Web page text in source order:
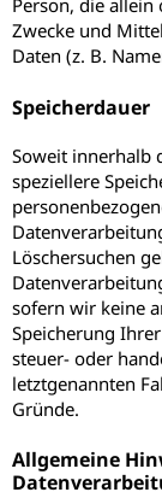
Person, die
Zwecke und
Daten (z. B.
Speicherdauer
Soweit innerhalb
speziellere
Löschersuchen
sofern wir keine
Speicherung
steuer- oder
letztgenannten
Gründe.
Allgemeine